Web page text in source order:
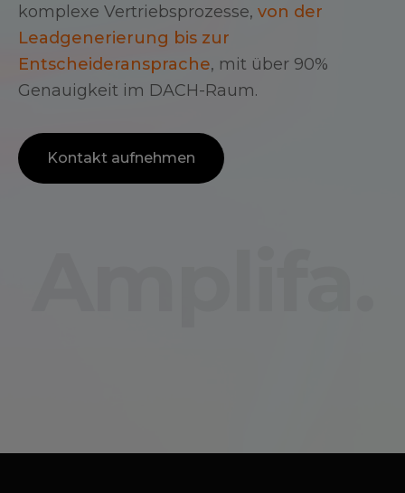
komplexe Vertriebsprozesse, von der
Leadgenerierung bis zur
Entscheideransprache, mit über 90%
Genauigkeit im DACH-Raum.
Kontakt aufnehmen